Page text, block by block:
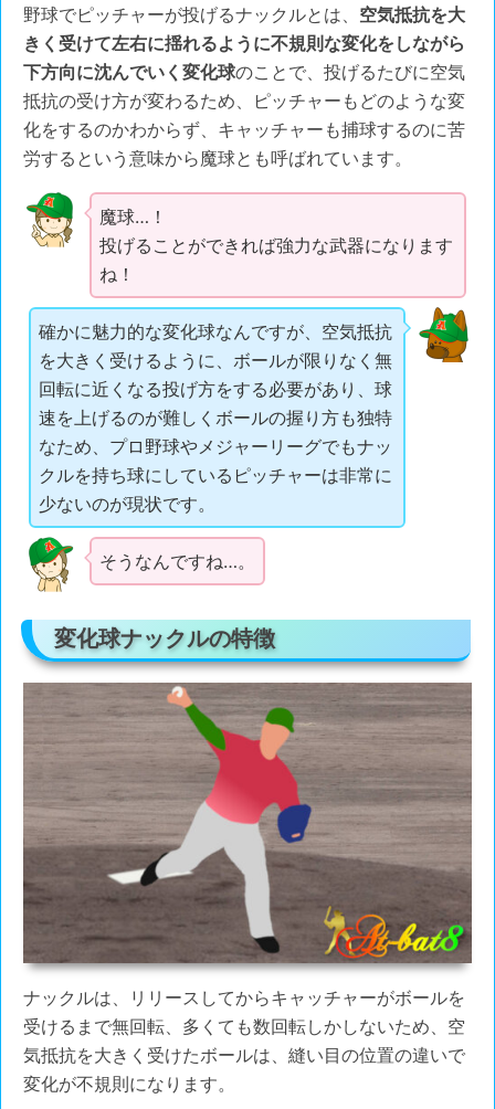
野球でピッチャーが投げるナックルとは、 空気抵抗を大
きく受けて左右に揺れるように不規則な変化をしながら
下方向に沈んでいく変化球のことで、投げるたびに空気
抵抗の受け方が変わるため、ピッチャーもどのような変
化をするのかわからず、キャッチャーも捕球するのに苦
労するという意味から魔球とも呼ばれています。
魔球…！
投げることができれば強力な武器になります
ね！
確かに魅力的な変化球なんですが、空気抵抗
を大きく受けるように、ボールが限りなく無
回転に近くなる投げ方をする必要があり、球
速を上げるのが難しくボールの握り方も独特
なため、プロ野球やメジャーリーグでもナッ
クルを持ち球にしているピッチャーは非常に
少ないのが現状です。
そうなんですね…。
変化球ナックルの特徴
ナックルは、リリースしてからキャッチャーがボールを
受けるまで無回転、多くても数回転しかしないため、空
気抵抗を大きく受けたボールは、縫い目の位置の違いで
変化が不規則になります。